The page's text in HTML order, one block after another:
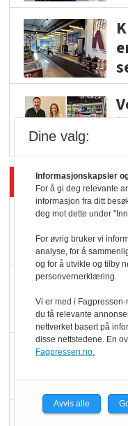
i
Siste artikler -
Dine valg:
Informasjonskapsler
For å gi deg relevante
informasjon fra ditt
deg mot dette under
For øvrig bruker vi
analyse, for å
og for å utvikle og tilby
personvernerklæring.
Vi er med i Fagpressen-
du få relevante
nettverket basert på
disse nettstedene. En
Fagpressen.no.
Avvis alle